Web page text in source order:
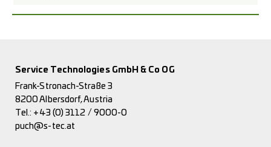
Service Technologies GmbH & Co OG
Frank-Stronach-Straße 3
8200 Albersdorf, Austria
Tel.: +43 (0) 3112 / 9000-0
puch@s-tec.at